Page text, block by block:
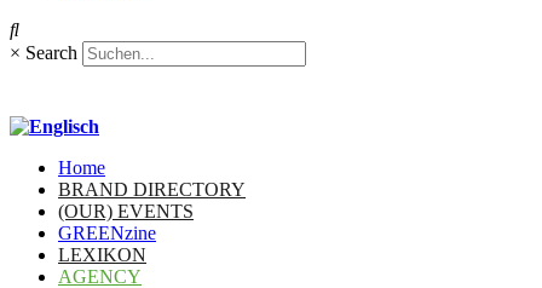
× Search
Home
BRAND DIRECTORY
(OUR) EVENTS
GREENzine
LEXIKON
AGENCY